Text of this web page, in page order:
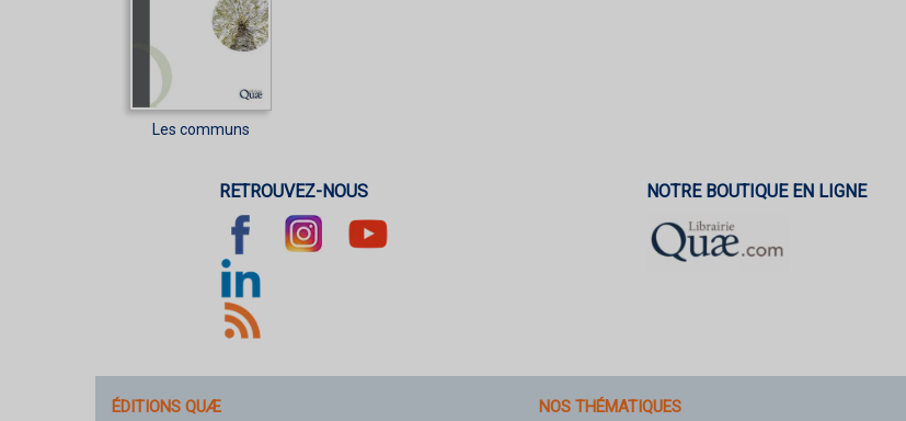
Les communs
RETROUVEZ-NOUS NOTRE BOUTIQUE EN LIGNE
ÉDITIONS QUÆ NOS THÉMATIQUES